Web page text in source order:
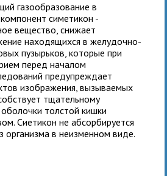
газообразование в
симетикон -
вещество, снижает
находящихся в желудочно-
пузырьков, которые при
перед началом
предупреждает
изображения, вызываемых
тщательному
толстой кишки
Сиетикон не абсорбируется
в неизменном виде.